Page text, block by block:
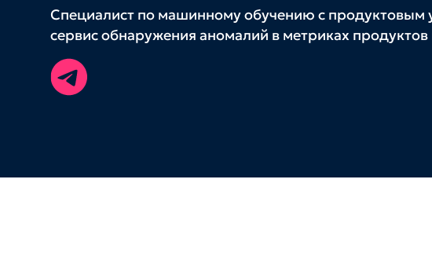
Специалист по машинному обучению с продуктовым
сервис обнаружения аномалий в метриках